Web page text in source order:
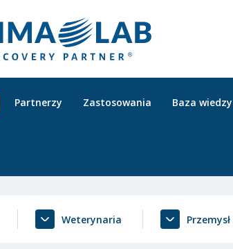
Partnerzy Zastosowania Baza wiedzy
Weterynaria Przemysł